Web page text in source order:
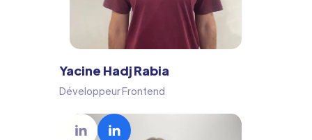
Yacine Hadj Rabia
Développeur Frontend